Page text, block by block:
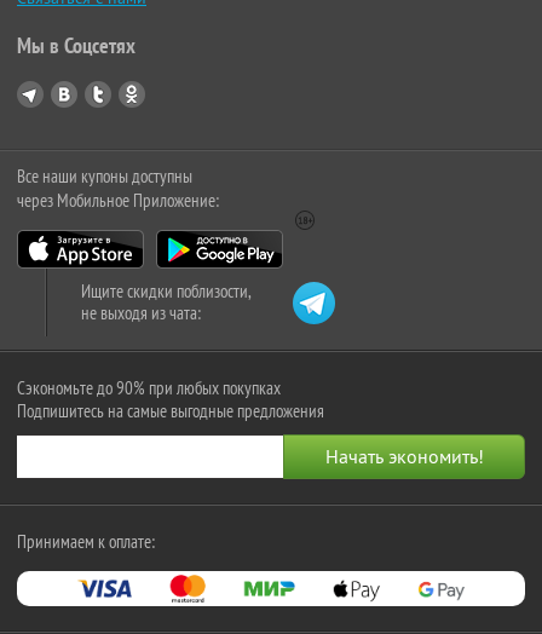
Мы в Соцсетях
Все наши купоны доступны
через Мобильное Приложение:
Ищите скидки поблизости,
не выходя из чата:
Сэкономьте до 90% при любых покупках
Подпишитесь на самые выгодные предложения
Принимаем к оплате: